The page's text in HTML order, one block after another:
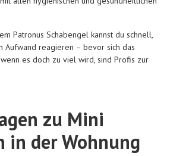
Patronus Schabengel kannst du schnell,
reagieren – bevor sich das
es doch zu viel wird, sind Profis zur
zu Mini
in der Wohnung